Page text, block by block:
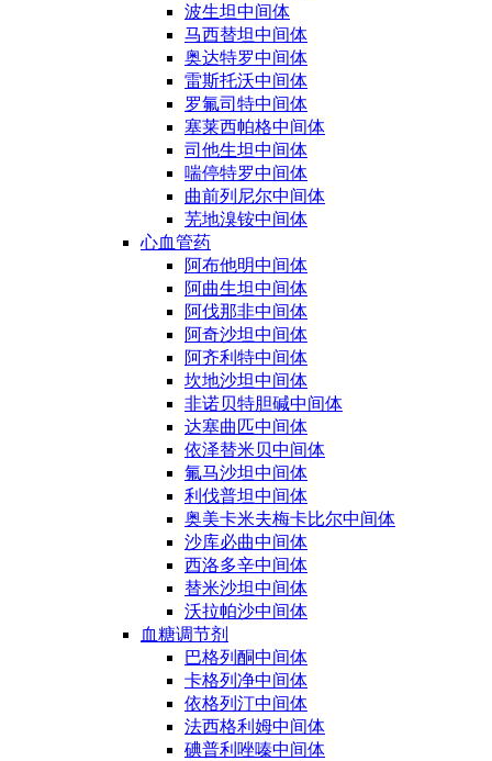
波生坦中间体
马西替坦中间体
奥达特罗中间体
雷斯托沃中间体
罗氟司特中间体
塞莱西帕格中间体
司他生坦中间体
喘停特罗中间体
曲前列尼尔中间体
芜地溴铵中间体
心血管药
阿布他明中间体
阿曲生坦中间体
阿伐那非中间体
阿奇沙坦中间体
阿齐利特中间体
坎地沙坦中间体
非诺贝特胆碱中间体
达塞曲匹中间体
依泽替米贝中间体
氟马沙坦中间体
利伐普坦中间体
奥美卡米夫梅卡比尔中间体
沙库必曲中间体
西洛多辛中间体
替米沙坦中间体
沃拉帕沙中间体
血糖调节剂
巴格列酮中间体
卡格列净中间体
依格列汀中间体
法西格利姆中间体
碘普利唑嗪中间体